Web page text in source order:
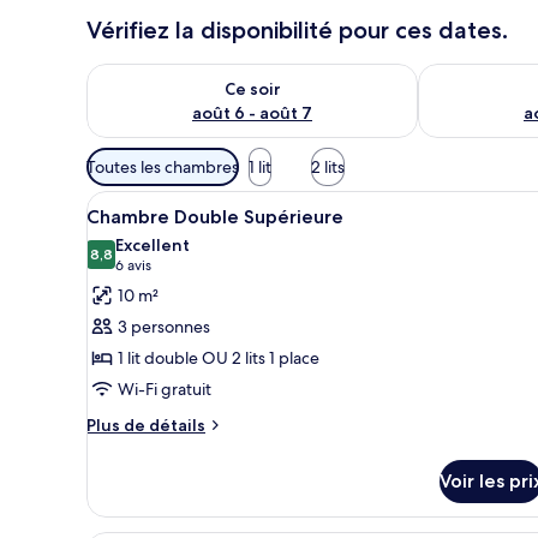
Vérifiez la disponibilité pour ces dates.
Ce soir
août 6 - août 7
Vérifier la disponibilité pour ce soir août 6 - août 7
Vérifier la
Filtres
disponibles
pour
les
chambres
Toutes les chambres 1 lit 2 lits
Afficher
toutes
les
photos
pour
ce
type
de
chambre :
Supérieure
Un lit à baldaquin à quatre
5
Chambre Double Supérieure
8,88,8 sur 10
Excellent
6 avis
(6 avis)
10 m²
3 personnes
1 lit double OU 2 lits 1 place
Wi-Fi gratuit
Plus de détails
Plus
le
type
Voir les